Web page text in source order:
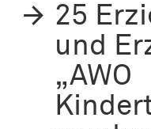
25
und
„AWO